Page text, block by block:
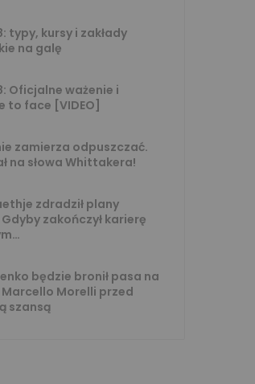
typy, kursy i zakłady
na galę
Oficjalne ważenie i
to face [VIDEO]
zamierza odpuszczać.
na słowa Whittakera!
zdradził plany
zakończył karierę
będzie bronił pasa na
Marcello Morelli przed
szansą